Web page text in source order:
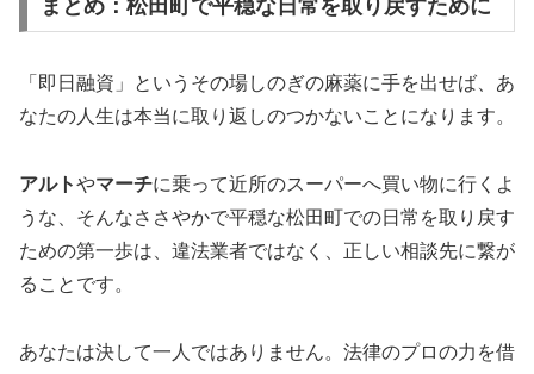
まとめ：松田町で平穏な日常を取り戻すために
「即日融資」というその場しのぎの麻薬に手を出せば、あ
なたの人生は本当に取り返しのつかないことになります。
アルトやマーチに乗って近所のスーパーへ買い物に行くよ
うな、そんなささやかで平穏な松田町での日常を取り戻す
ための第一歩は、違法業者ではなく、正しい相談先に繋が
ることです。
あなたは決して一人ではありません。法律のプロの力を借